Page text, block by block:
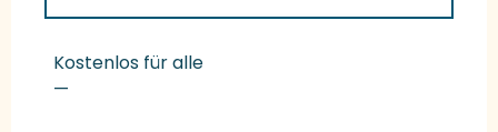
Preise 2027
Kostenlos für alle
—